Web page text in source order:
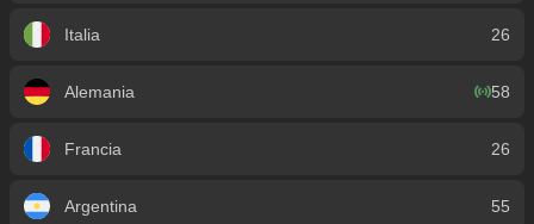
Italia 26
Alemania 58
Francia 26
Argentina 55